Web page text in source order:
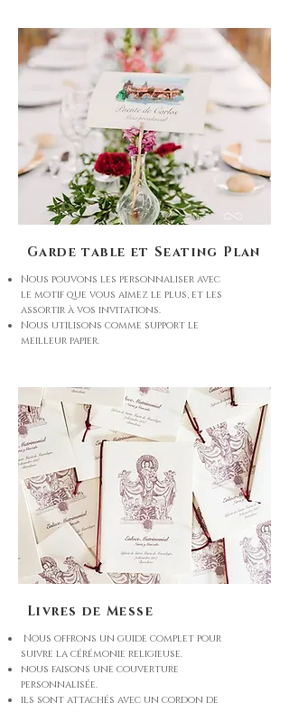
Garde table et Seating Plan
Nous pouvons les personnaliser avec
le motif que vous aimez le plus, et les
assortir à vos invitations.
Nous utilisons comme support le
meilleur papier.
Livres de Messe
Nous offrons un guide complet pour
suivre la cérémonie religieuse.
nous faisons une couverture
personnalisée.
ils sont attachés avec un cordon de